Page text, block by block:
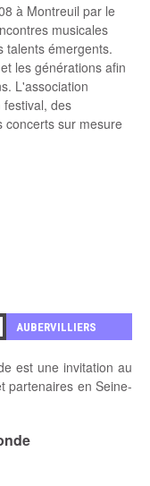
à Montreuil par le
musicales
talents émergents.
les générations afin
L'association
des
concerts sur mesure
AUBERVILLIERS
est une invitation au
partenaires en Seine-